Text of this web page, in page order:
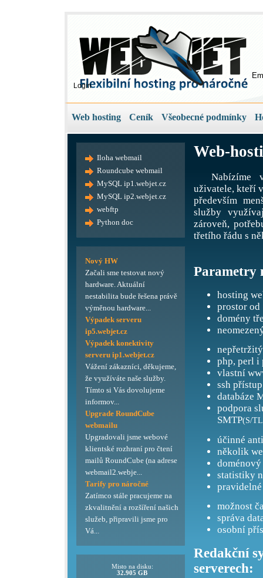
Login
Web hosting Ceník Všeobecné podmínky
Web-
Nabízíme
uživatele, kteří
především
služby
zároveň,
třetího řádu s
Parametry
hosting
prostor od
domény
php, perl i
vlastní
ssh přístup
databáze
podpora
SMTP(S/
účinné
několik
doménový
statistiky
možnost
správa
osobní
Redakční
serverech:
Iloha webmail
Roundcube webmail
MySQL ip1.webjet.cz
MySQL ip2.webjet.cz
webftp
Python doc
Nový HW
Začali sme testovat nový
hardware. Aktuální
nestabilita bude řešena právě
výměnou hardware...
Výpadek serveru
ip5.webjet.cz
Výpadek konektivity
serveru ip1.webjet.cz
Vážení zákazníci, děkujeme,
že využíváte naše služby.
Tímto si Vás dovolujeme
informov...
Upgrade RoundCube
webmailu
Upgradovali jsme webové
klientské rozhraní pro čtení
mailů RoundCube (na adrese
webmail2.webje...
Tarify pro náročné
Zatímco stále pracujeme na
zkvalitnění a rozšíření našich
služeb, připravili jsme pro
Vá...
Misto na disku:
32.905 GB